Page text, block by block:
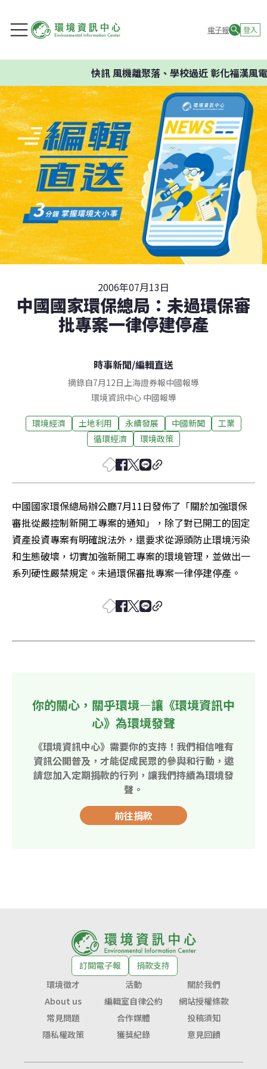
電子報 登入
快訊風機離聚落、學校過近 彰化福漢風電
2006年07月13日
中國國家環保總局：未過環保審
批專案一律停建停產
時事新聞/編輯直送
摘錄自7月12日上海證券報中國報導
環境資訊中心 中國報導
環境經濟 土地利用 永續發展 中國新聞
工業
循環經濟
環境政策
中國國家環保總局辦公廳7月11日發佈了「關於加強環保
審批從嚴控制新開工專案的通知」，除了對已開工的固定
資產投資專案有明確說法外，還要求從源頭防止環境污染
和生態破壞，切實加強新開工專案的環境管理，並做出一
系列硬性嚴禁規定。未過環保審批專案一律停建停產。
你的關心，關乎環境—讓《環境資訊中
心》為環境發聲
《環境資訊中心》需要你的支持！我們相信唯有
資訊公開普及，才能促成民眾的參與和行動，邀
請您加入定期捐款的行列，讓我們持續為環境發
聲。
前往捐款
訂閱電子報
捐款支持
環境徵才
活動
關於我們
About us
編輯室自律公約
網站授權條款
常見問題
合作媒體
投稿須知
隱私權政策
獲獎紀錄 意見回饋